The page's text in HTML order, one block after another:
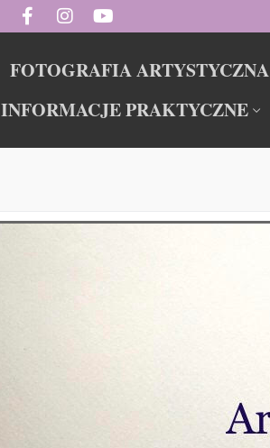
FOTOGRAFIA ARTYSTYCZNA
INFORMACJE PRAKTYCZNE